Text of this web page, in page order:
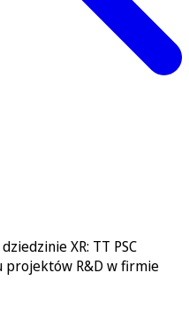
XR: TT PSC
projektów R&D w firmie